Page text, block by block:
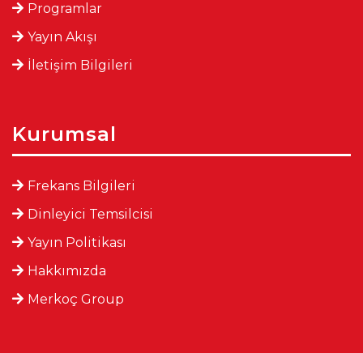
Programlar
Yayın Akışı
İletişim Bilgileri
Kurumsal
Frekans Bilgileri
Dinleyici Temsilcisi
Yayın Politikası
Hakkımızda
Merkoç Group